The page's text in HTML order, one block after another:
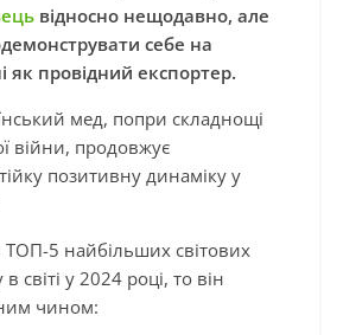
відносно нещодавно, але
себе на
як провідний експортер.
мед, попри складнощі
війни, продовжує
позитивну динаміку у
ТОП-5 найбільших світових
світі у 2024 році, то він
чином: